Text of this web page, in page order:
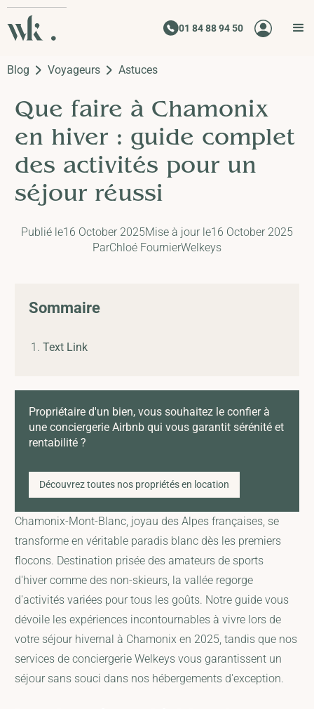
01 84 88 94 50
Blog Voyageurs Astuces
Que faire à Chamonix
en hiver : guide complet
des activités pour un
séjour réussi
Publié le16 October 2025Mise à jour le16 October 2025
ParChloé FournierWelkeys
Sommaire
Text Link
Propriétaire d'un bien, vous souhaitez le confier à
une conciergerie Airbnb qui vous garantit sérénité et
rentabilité ?
Découvrez toutes nos propriétés en location
Chamonix-Mont-Blanc, joyau des Alpes françaises, se
transforme en véritable paradis blanc dès les premiers
flocons. Destination prisée des amateurs de sports
d'hiver comme des non-skieurs, la vallée regorge
d'activités variées pour tous les goûts. Notre guide vous
dévoile les expériences incontournables à vivre lors de
votre séjour hivernal à Chamonix en 2025, tandis que nos
services de conciergerie Welkeys vous garantissent un
séjour sans souci dans nos hébergements d'exception.